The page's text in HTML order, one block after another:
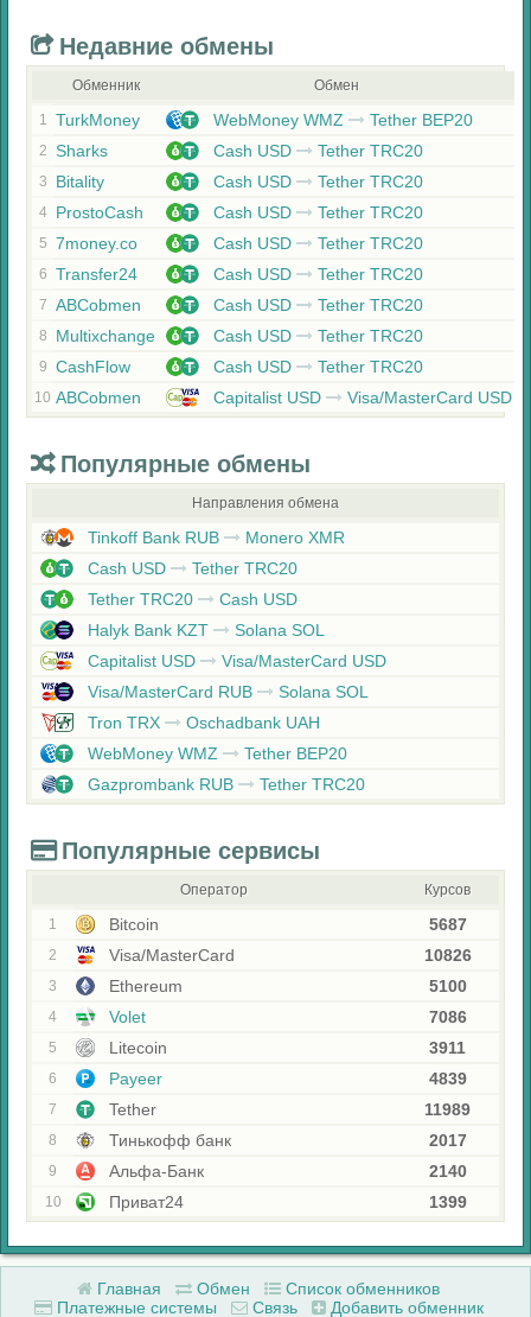
Недавние обмены
Обменник Обмен
1 TurkMoney WebMoney WMZ Tether BEP20
2 Sharks Cash USD Tether TRC20
3 Bitality Cash USD Tether TRC20
4 ProstoCash Cash USD Tether TRC20
5 7money.co Cash USD Tether TRC20
6 Transfer24 Cash USD Tether TRC20
7 ABCobmen Cash USD Tether TRC20
8 Multixchange Cash USD Tether TRC20
9 CashFlow Cash USD Tether TRC20
10 ABCobmen Capitalist USD Visa/MasterCard USD
Популярные обмены
Направления обмена
Tinkoff Bank RUB
Monero XMR
Cash USD
Tether TRC20
Tether TRC20
Cash USD
Halyk Bank KZT
Solana SOL
Capitalist USD
Visa/MasterCard USD
Visa/MasterCard RUB
Solana SOL
Tron TRX
Oschadbank UAH
WebMoney WMZ
Tether BEP20
Gazprombank RUB
Tether TRC20
Популярные сервисы
Оператор Курсов
1 Bitcoin 5687
2 Visa/MasterCard 10826
3 Ethereum 5100
4 Volet 7086
5 Litecoin 3911
6 Payeer 4839
7 Tether 11989
8 Тинькофф банк 2017
9 Альфа-Банк 2140
10 Приват24 1399
Главная Обмен
Список обменников
Платежные системы
Связь Добавить обменник